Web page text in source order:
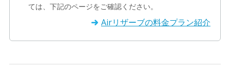
ては、下記のページをご確認ください。
Airリザーブの料金プラン紹介